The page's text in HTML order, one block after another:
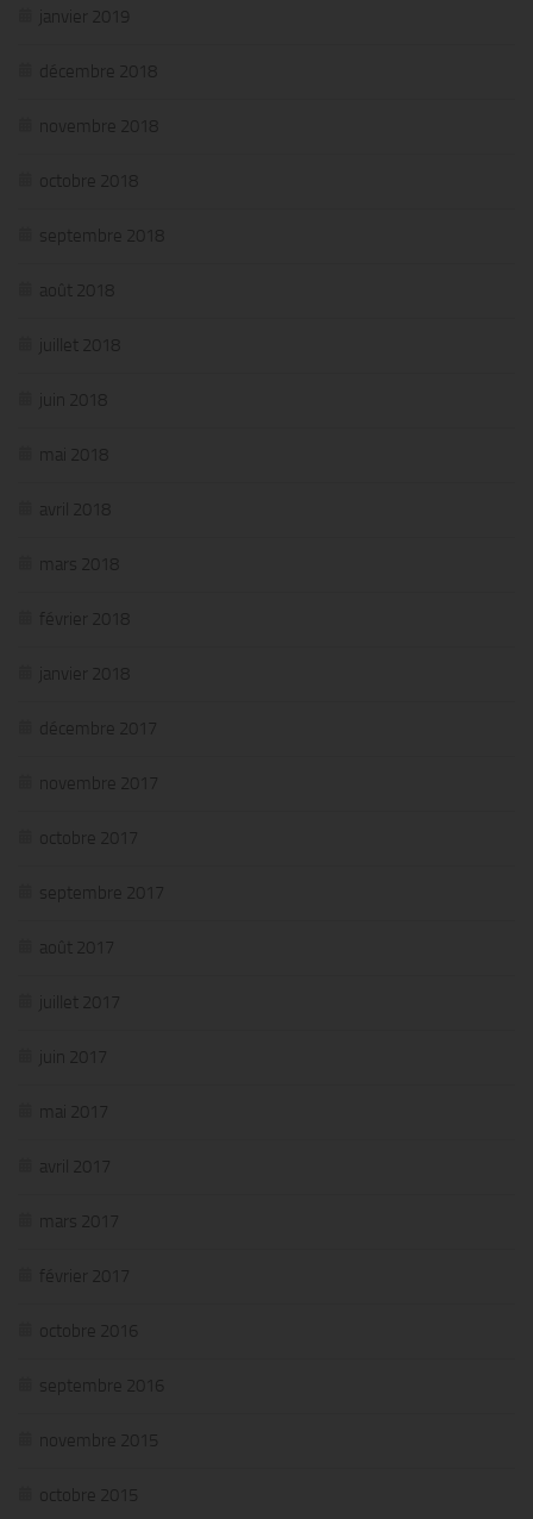
janvier 2019
décembre 2018
novembre 2018
octobre 2018
septembre 2018
août 2018
juillet 2018
juin 2018
mai 2018
avril 2018
mars 2018
février 2018
janvier 2018
décembre 2017
novembre 2017
octobre 2017
septembre 2017
août 2017
juillet 2017
juin 2017
mai 2017
avril 2017
mars 2017
février 2017
octobre 2016
septembre 2016
novembre 2015
octobre 2015